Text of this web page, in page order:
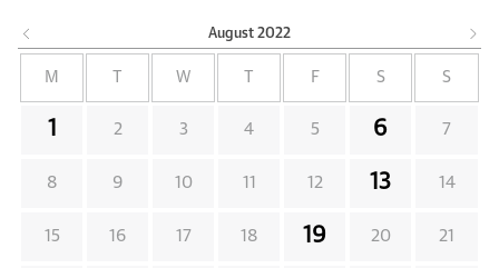
August 2022
M W F S S
1 2 3 4 5 6 7
8 9 10 11 12 13 14
15 16 17 18 19 20 21